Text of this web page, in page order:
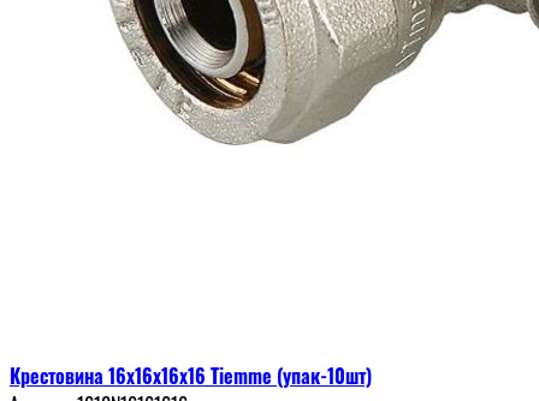
Крестовина 16х16х16х16 Tiemme (упак-10шт)